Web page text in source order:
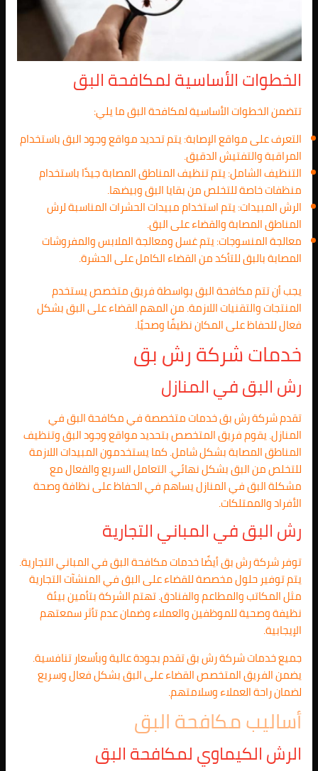
الخطوات الأساسية لمكافحة البق
تتضمن الخطوات الأساسية لمكافحة البق ما يلي:
التعرف على مواقع الإصابة: يتم تحديد مواقع وجود البق باستخدام
المراقبة والتفتيش الدقيق.
التنظيف الشامل: يتم تنظيف المناطق المصابة جيدًا باستخدام
منظفات خاصة للتخلص من بقايا البق وبيضها.
الرش المبيدات: يتم استخدام مبيدات الحشرات المناسبة لرش
المناطق المصابة والقضاء على البق.
معالجة المنسوجات: يتم غسل ومعالجة الملابس والمفروشات
المصابة بالبق للتأكد من القضاء الكامل على الحشرة.
يجب أن تتم مكافحة البق بواسطة فريق متخصص يستخدم
المنتجات والتقنيات اللازمة. من المهم القضاء على البق بشكل
فعال للحفاظ على المكان نظيفًا وصحيًا.
خدمات شركة رش بق
رش البق في المنازل
تقدم شركة رش بق خدمات متخصصة في مكافحة البق في
المنازل. يقوم فريق المتخصص بتحديد مواقع وجود البق وتنظيف
المناطق المصابة بشكل شامل. كما يستخدمون المبيدات اللازمة
للتخلص من البق بشكل نهائي. التعامل السريع والفعال مع
مشكلة البق في المنازل يساهم في الحفاظ على نظافة وصحة
الأفراد والممتلكات.
رش البق في المباني التجارية
توفر شركة رش بق أيضًا خدمات مكافحة البق في المباني التجارية.
يتم توفير حلول مخصصة للقضاء على البق في المنشآت التجارية
مثل المكاتب والمطاعم والفنادق. تهتم الشركة بتأمين بيئة
نظيفة وصحية للموظفين والعملاء وضمان عدم تأثر سمعتهم
الإيجابية.
جميع خدمات شركة رش بق تقدم بجودة عالية وبأسعار تنافسية.
يضمن الفريق المتخصص القضاء على البق بشكل فعال وسريع
لضمان راحة العملاء وسلامتهم.
أساليب مكافحة البق
الرش الكيماوي لمكافحة البق